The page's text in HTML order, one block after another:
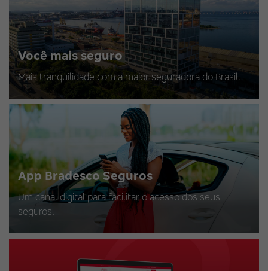
Você mais seguro
Mais tranquilidade com a maior seguradora do Brasil.
App Bradesco Seguros
Um canal digital para facilitar o acesso dos seus
seguros.